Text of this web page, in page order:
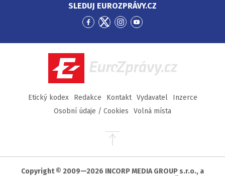
SLEDUJ EUROZPRÁVY.CZ
Přejít
Facebook
Přejít
Twitter
Přejít
Instagram
Přejít
YouTube
EuroZprávy.cz
Etický kodex Redakce Kontakt Vydavatel
Inzerce
Osobní údaje / Cookies
Volná místa
Přejít
stránky
Copyright © 2009—2026 INCORP MEDIA GROUP s.r.o., a